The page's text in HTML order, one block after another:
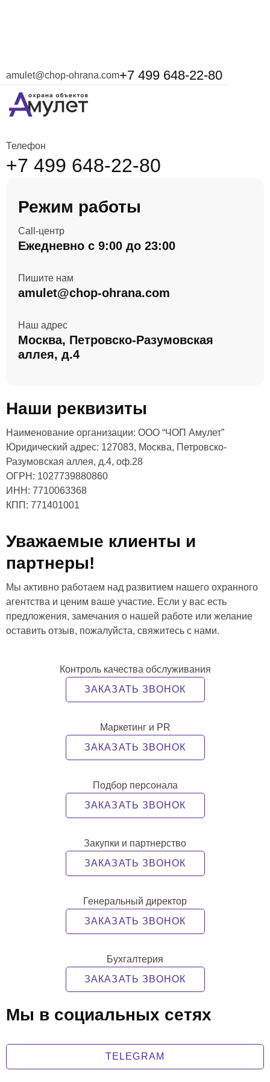
amulet@chop-ohrana.com+7 499 648-22-80
Контакты
Телефон
+7 499 648-22-80
Режим работы
Сall-центр
Ежедневно с 9:00 до 23:00
Пишите нам
amulet@chop-ohrana.com
Наш адрес
Москва, Петровско-Разумовская
аллея, д.4
Наши реквизиты
Наименование организации: ООО “ЧОП Амулет”
Юридический адрес: 127083, Москва, Петровско-
Разумовская аллея, д.4, оф.28
ОГРН: 1027739880860
ИНН: 7710063368
КПП: 771401001
Уважаемые клиенты и
партнеры!
Мы активно работаем над развитием нашего охранного
агентства и ценим ваше участие. Если у вас есть
предложения, замечания о нашей работе или желание
оставить отзыв, пожалуйста, свяжитесь с нами.
Контроль качества обслуживания
ЗАКАЗАТЬ ЗВОНОК
Маркетинг и PR
ЗАКАЗАТЬ ЗВОНОК
Подбор персонала
ЗАКАЗАТЬ ЗВОНОК
Закупки и партнерство
ЗАКАЗАТЬ ЗВОНОК
Генеральный директор
ЗАКАЗАТЬ ЗВОНОК
Бухгалтерия
ЗАКАЗАТЬ ЗВОНОК
Мы в социальных сетях
TELEGRAM